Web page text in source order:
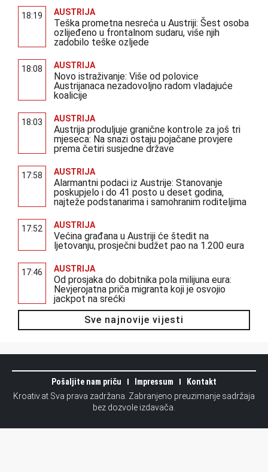
18:19 AUSTRIJA
Teška prometna nesreća u Austriji: Šest osoba
ozlijeđeno u frontalnom sudaru, više njih
zadobilo teške ozljede
18:08 AUSTRIJA
Novo istraživanje: Više od polovice
Austrijanaca nezadovoljno radom vladajuće
koalicije
18:03 AUSTRIJA
Austrija produljuje granične kontrole za još tri
mjeseca: Na snazi ostaju pojačane provjere
prema četiri susjedne države
17:58 AUSTRIJA
Alarmantni podaci iz Austrije: Stanovanje
poskupjelo i do 41 posto u deset godina,
najteže podstanarima i samohranim roditeljima
17:52 AUSTRIJA
Većina građana u Austriji će štedit na
ljetovanju, prosječni budžet pao na 1.200 eura
17:46 AUSTRIJA
Od prosjaka do dobitnika pola milijuna eura:
Nevjerojatna priča migranta koji je osvojio
jackpot na srećki
Sve najnovije vijesti
Pošaljite nam priču Impressum
Kontakt
Kroativ.at Sva prava zadržana. Zabranjeno preuzimanje sadržaja
bez dozvole izdavača.